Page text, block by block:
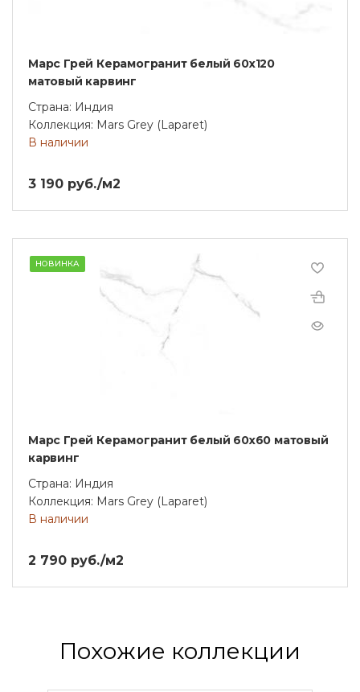
Марс Грей Керамогранит белый 60х120
матовый карвинг
Страна: Индия
Коллекция: Mars Grey (Laparet)
В наличии
3 190 руб./м2
НОВИНКА
Марс Грей Керамогранит белый 60х60 матовый
карвинг
Страна: Индия
Коллекция: Mars Grey (Laparet)
В наличии
2 790 руб./м2
Похожие коллекции